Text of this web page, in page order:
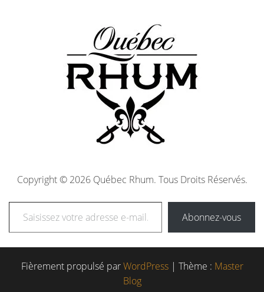
Copyright © 2026 Québec Rhum. Tous Droits Réservés.
Abonnez-vous
Fièrement propulsé parWordPress | Thème : Master
Blog